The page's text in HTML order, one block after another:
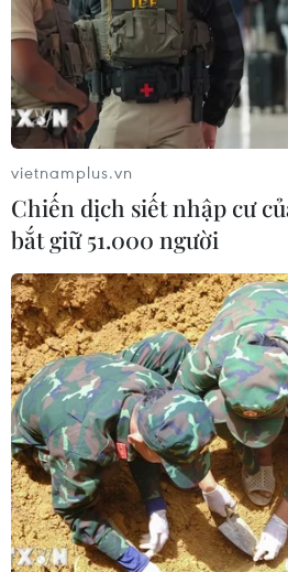
vietnamplus.vn
Chiến dịch siết nhập cư
bắt giữ 51.000 người